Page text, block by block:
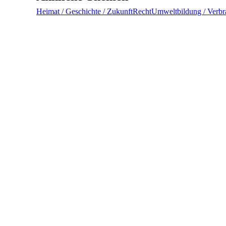
Heimat / Geschichte / ZukunftRechtUmweltbildung /